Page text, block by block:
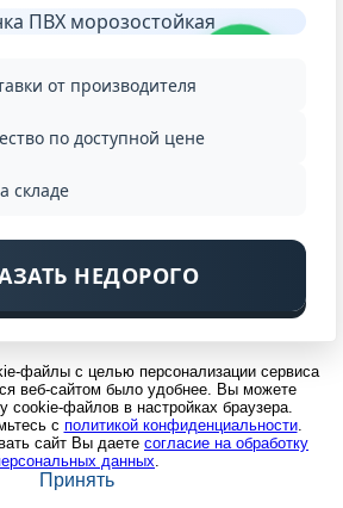
от производителя
по доступной цене
складе
НЕДОРОГО
файлы с целью персонализации сервиса
веб-сайтом было удобнее. Вы можете
cookie-файлов в настройках браузера.
с политикой конфиденциальности.
сайт Вы даете согласие на обработку
данных.
Принять